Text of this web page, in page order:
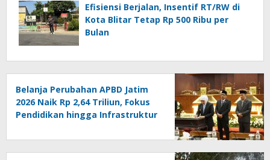
Efisiensi Berjalan, Insentif RT/RW di
Kota Blitar Tetap Rp 500 Ribu per
Bulan
Belanja Perubahan APBD Jatim
2026 Naik Rp 2,64 Triliun, Fokus
Pendidikan hingga Infrastruktur